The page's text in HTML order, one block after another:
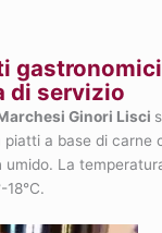
di servizio
Ginori Lisci
a base di carne
umido. La